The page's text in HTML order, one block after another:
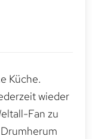
Küche.
wieder
Fan zu